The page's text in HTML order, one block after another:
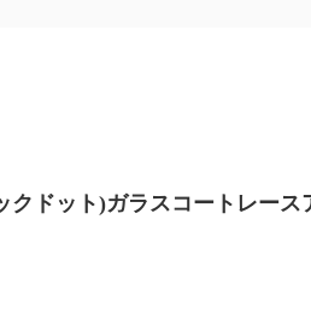
クドット)ガラスコートレース